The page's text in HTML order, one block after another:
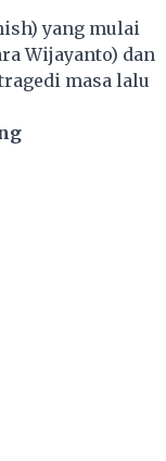
yang mulai
Wijayanto) dan
masa lalu